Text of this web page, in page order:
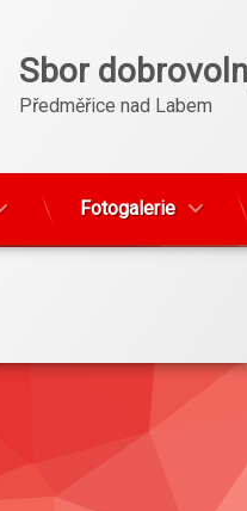
Sbor
Předměřice nad Labem
Fotogalerie